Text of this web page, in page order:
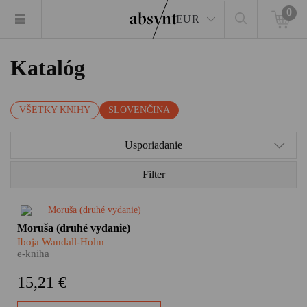
EUR
0
Katalóg
VŠETKY KNIHY SLOVENČINA
Usporiadanie
Filter
​Moruša Iboje Wandall-Holm je
dôležitým kamienkom do
mozaiky dejín vojnového
Slovenského štátu i tragédie
len o tom, nie je len
Moruša (druhé vydanie)
Iboja Wandall-Holm
e-kniha
15,21 €